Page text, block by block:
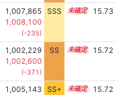
1,007,865
1,008,100
(-235)
SSS 13.7 15.73
1,002,229
1,002,600
(-371)
SS 14.5 15.72
1,005,143
SS+ 14.2 15.72